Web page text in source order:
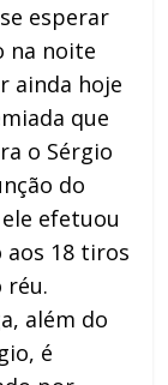
esperar
na noite
ainda hoje
que
o Sérgio
do
efetuou
aos 18 tiros
réu.
além do
é